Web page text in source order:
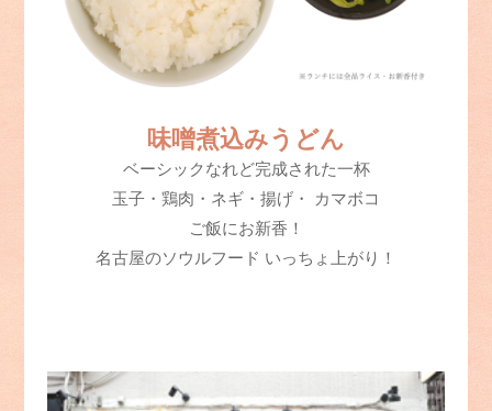
味噌煮込みうどん
ベーシックなれど完成された一杯
玉子・鶏肉・ネギ・揚げ・ カマボコ
ご飯にお新香！
名古屋のソウルフード いっちょ上がり！